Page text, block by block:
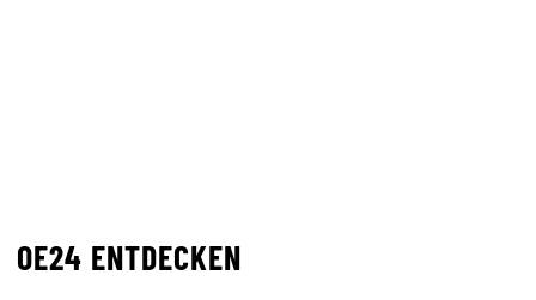
OE24 ENTDECKEN